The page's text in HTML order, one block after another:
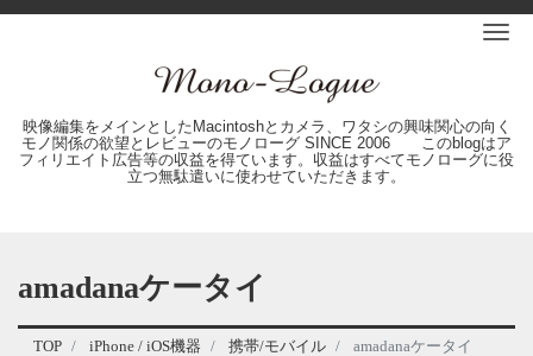
映像編集をメインとしたMacintoshとカメラ、ワタシの興味関心の向く
モノ関係の欲望とレビューのモノローグ SINCE 2006 このblogはア
フィリエイト広告等の収益を得ています。収益はすべてモノローグに役
立つ無駄遣いに使わせていただきます。
amadanaケータイ
TOP iPhone / iOS機器 携帯/モバイル amadanaケータイ